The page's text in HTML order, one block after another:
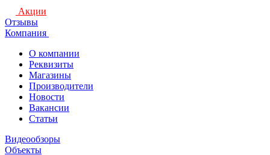
Акции
Отзывы
Компания
О компании
Реквизиты
Магазины
Производители
Новости
Вакансии
Статьи
Видеообзоры
Объекты